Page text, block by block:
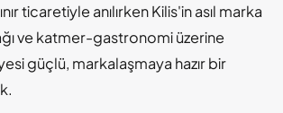
ticaretiyle anılırken Kilis'in asıl marka
ve katmer-gastronomi üzerine
güçlü, markalaşmaya hazır bir